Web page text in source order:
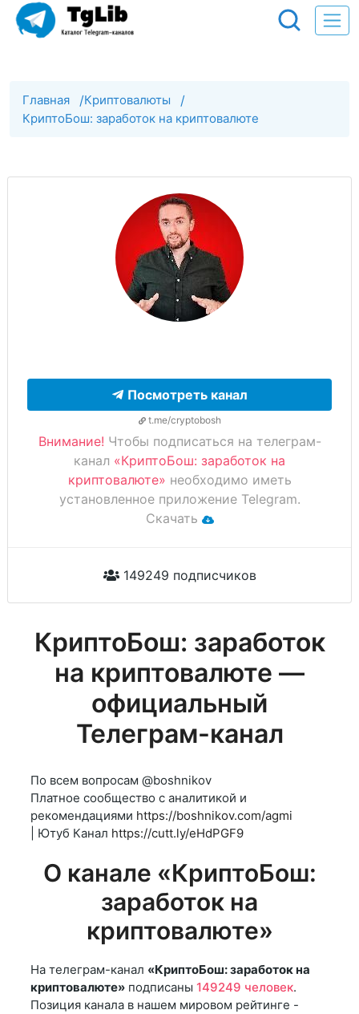
Главная /Криптовалюты /
КриптоБош: заработок на криптовалюте
Посмотреть канал
t.me/cryptobosh
Внимание! Чтобы подписаться на телеграм-
канал «КриптоБош: заработок на
криптовалюте» необходимо иметь
установленное приложение Telegram.
Скачать
149249 подписчиков
КриптоБош: заработок
на криптовалюте —
официальный
Телеграм-канал
По всем вопросам @boshnikov
Платное сообщество с аналитикой и
рекомендациями https://boshnikov.com/agmi
| Ютуб Канал https://cutt.ly/eHdPGF9
О канале «КриптоБош:
заработок на
криптовалюте»
На телеграм-канал «КриптоБош: заработок на
криптовалюте» подписаны 149249 человек.
Позиция канала в нашем мировом рейтинге -